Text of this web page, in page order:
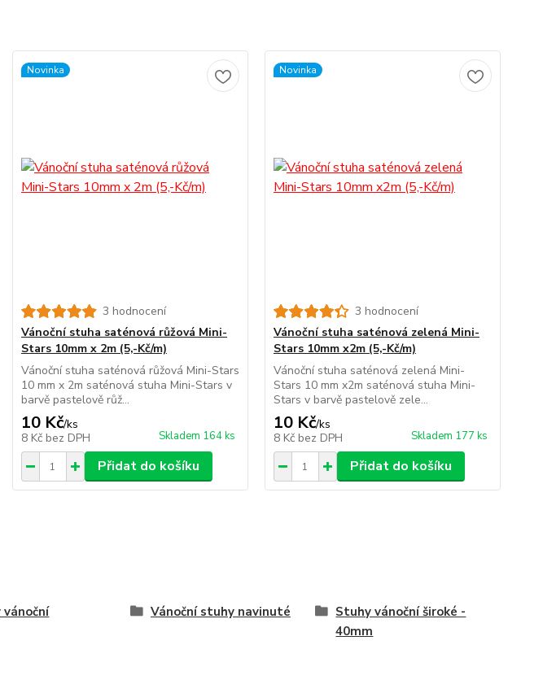
Novinka
3 hodnocení
Vánoční stuha saténová růžová Mini-
Stars 10mm x 2m (5,-Kč/m)
Vánoční stuha saténová růžová Mini-Stars
10 mm x 2m saténová stuha Mini-Stars v
barvě pastelově růž...
10 Kč/ks
8 Kč bez DPH Skladem 164 ks
Přidat do košíku
Novinka
3 hodnocení
Vánoční stuha saténová zelená Mini-
Stars 10mm x2m (5,-Kč/m)
Vánoční stuha saténová zelená Mini-
Stars 10 mm x2m saténová stuha Mini-
Stars v barvě pastelově zele...
10 Kč/ks
8 Kč bez DPH Skladem 177 ks
Přidat do košíku
vánoční Vánoční stuhy navinuté
Stuhy vánoční široké -
40mm